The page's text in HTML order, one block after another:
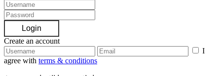
Login
Create an account
I
agree with terms & conditions